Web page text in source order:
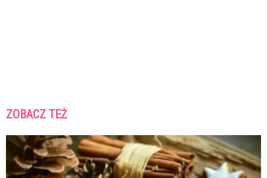
ZOBACZ TEŻ